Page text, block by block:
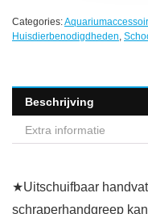
Categories:
Huisdierbenodigdheden,
Beschrijving
Extra informatie
★Uitschuifbaar
schraperhandgreep